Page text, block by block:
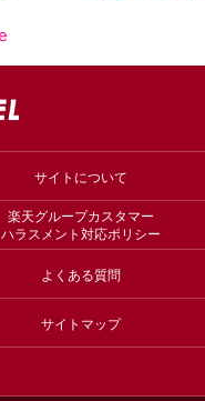
サイトについて
楽天グループカスタマー
ハラスメント対応ポリシー
よくある質問
サイトマップ